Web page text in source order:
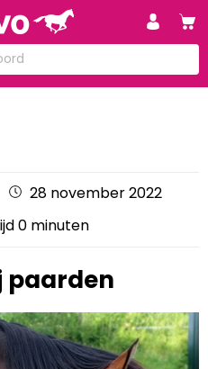
28 november 2022
0 minuten
paarden